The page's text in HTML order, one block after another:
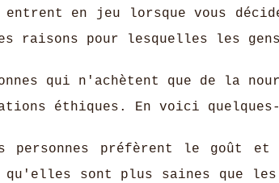
entrent en jeu lorsque vous
raisons pour lesquelles les
qui n'achètent que de la
éthiques. En voici
personnes préfèrent le goût
qu'elles sont plus saines que